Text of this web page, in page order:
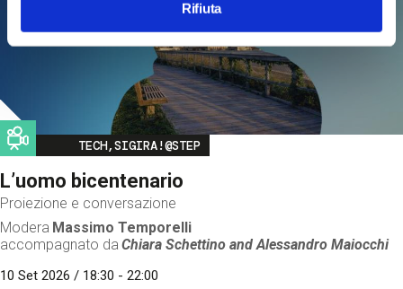
Rifiuta
Image
TECH,SIGIRA!@STEP
L’uomo bicentenario
Proiezione e conversazione
Modera Massimo Temporelli
accompagnato da Chiara Schettino andAlessandro Maiocchi
10 Set 2026 / 18:30 - 22:00